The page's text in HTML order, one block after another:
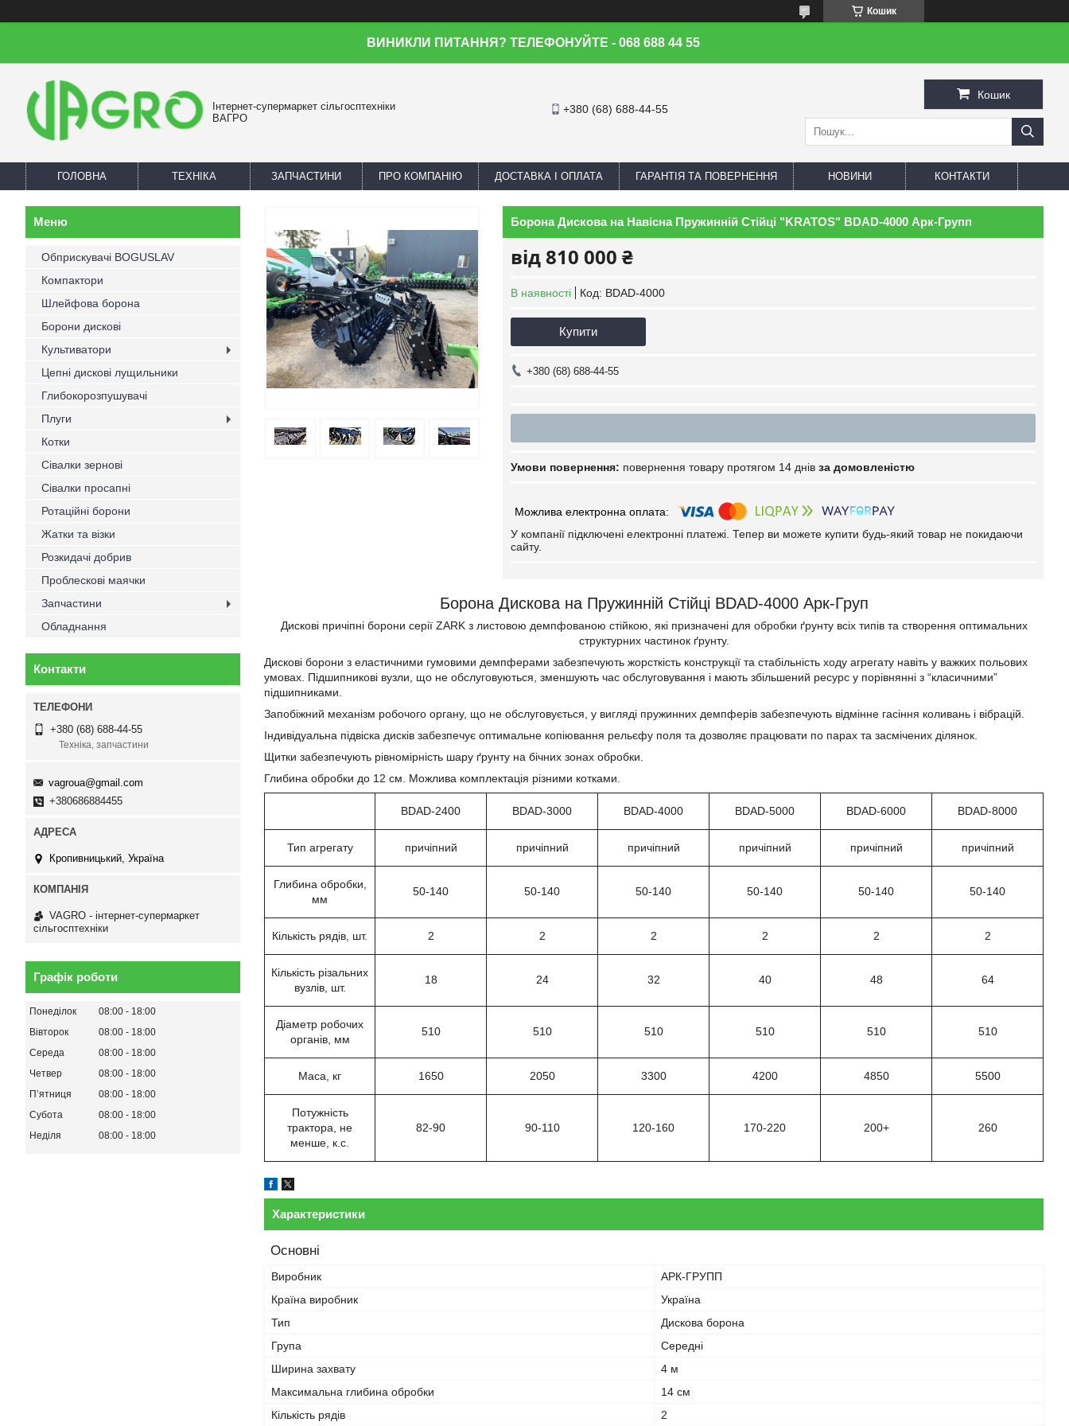
Кошик
ВИНИКЛИ ПИТАННЯ? ТЕЛЕФОНУЙТЕ - 068 688 44 55
Інтернет-супермаркет сільгосптехніки
ВАГРО
+380 (68) 688-44-55
Кошик
ГОЛОВНА ТЕХНІКА ЗАПЧАСТИНИ ПРО КОМПАНІЮ ДОСТАВКА І ОПЛАТА ГАРАНТІЯ ТА ПОВЕРНЕННЯ НОВИНИ КОНТАКТИ
Борона Дискова на Навісна Пружинній Стійці "KRATOS" BDAD-4000 Арк-Групп
від810 000 ₴
В наявності Код: BDAD-4000
Купити
+380 (68) 688-44-55
повернення товару протягом 14 днів за домовленістю
У компанії підключені електронні платежі. Тепер ви можете купити будь-який товар не покидаючи
сайту.
Борона Дискова на Пружинній Стійці BDAD-4000 Арк-Груп
Дискові причіпні борони серії ZARK з листовою демпфованою стійкою, які призначені для обробки ґрунту всіх типів та створення оптимальних
структурних частинок ґрунту.
Дискові борони з еластичними гумовими демпферами забезпечують жорсткість конструкції та стабільність ходу агрегату навіть у важких польових
умовах. Підшипникові вузли, що не обслуговуються, зменшують час обслуговування і мають збільшений ресурс у порівнянні з “класичними”
підшипниками.
Запобіжний механізм робочого органу, що не обслуговується, у вигляді пружинних демпферів забезпечують відмінне гасіння коливань і вібрацій.
Індивідуальна підвіска дисків забезпечує оптимальне копіювання рельєфу поля та дозволяє працювати по парах та засмічених ділянок.
Щитки забезпечують рівномірність шару ґрунту на бічних зонах обробки.
Глибина обробки до 12 см. Можлива комплектація різними котками.
BDAD-2400 BDAD-3000 BDAD-4000 BDAD-5000 BDAD-6000 BDAD-8000
Тип агрегату причіпний причіпний причіпний причіпний причіпний причіпний
Глибина обробки,
мм
50-140 50-140 50-140 50-140 50-140 50-140
Кількість рядів, шт. 2 2 2 2 2 2
Кількість різальних
вузлів, шт.
18 24 32 40 48 64
Діаметр робочих
органів, мм
510 510 510 510 510 510
Маса, кг 1650 2050 3300 4200 4850 5500
Потужність
трактора, не
менше, к.с.
82-90 90-110 120-160 170-220 200+ 260
Характеристики
Основні
Виробник
АРК-ГРУПП
Країна виробник
Україна
Тип
Дискова борона
Група
Середні
Ширина захвату
4 м
Максимальна глибина обробки
14 см
Кількість рядів
2
Обприскувачі BOGUSLAV
Компактори
Шлейфова борона
Борони дискові
Культиватори
Цепні дискові лущильники
Глибокорозпушувачі
Плуги
Котки
Сівалки зернові
Сівалки просапні
Ротаційні борони
Жатки та візки
Розкидачі добрив
Проблескові маячки
Запчастини
Обладнання
Контакти
+380 (68) 688-44-55
Техніка, запчастини
vagroua@gmail.com
+380686884455
Кропивницький, Україна
VAGRO - інтернет-супермаркет
сільгосптехніки
Графік роботи
Понеділок 08:00
18:00
Вівторок
08:00
18:00
Середа
08:00
18:00
Четвер
08:00
18:00
Пʼятниця
08:00
18:00
Субота
08:00
18:00
Неділя
08:00 18:00